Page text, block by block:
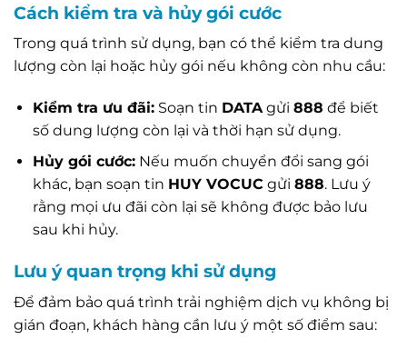
Cách kiểm tra và hủy gói cước
Trong quá trình sử dụng, bạn có thể kiểm tra dung
lượng còn lại hoặc hủy gói nếu không còn nhu cầu:
Kiểm tra ưu đãi:Soạn tin DATAgửi 888 để biết
số dung lượng còn lại và thời hạn sử dụng.
Hủy gói cước:Nếu muốn chuyển đổi sang gói
khác, bạn soạn tin HUY VOCUC gửi 888. Lưu ý
rằng mọi ưu đãi còn lại sẽ không được bảo lưu
sau khi hủy.
Lưu ý quan trọng khi sử dụng
Để đảm bảo quá trình trải nghiệm dịch vụ không bị
gián đoạn, khách hàng cần lưu ý một số điểm sau: